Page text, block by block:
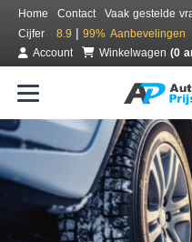
Home Contact
Vaak gestelde
Cijfer
8.9 | 99% Aanbevelingen
Account
Winkelwagen (0